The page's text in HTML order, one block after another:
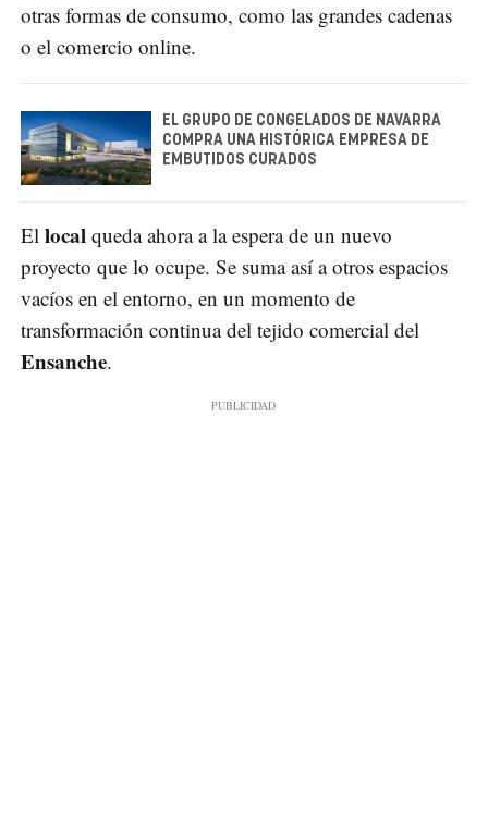
otras formas de consumo, como las grandes cadenas
o el comercio online.
EL GRUPO DE CONGELADOS DE NAVARRA
COMPRA UNA HISTÓRICA EMPRESA DE
EMBUTIDOS CURADOS
El local queda ahora a la espera de un nuevo
proyecto que lo ocupe. Se suma así a otros espacios
vacíos en el entorno, en un momento de
transformación continua del tejido comercial del
Ensanche.